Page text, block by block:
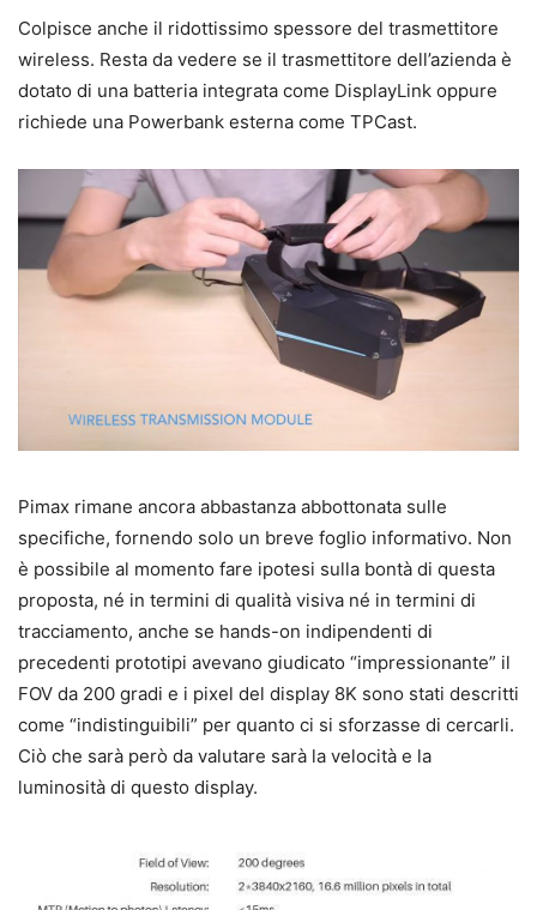
Colpisce anche il ridottissimo spessore del trasmettitore
wireless. Resta da vedere se il trasmettitore dell’azienda è
dotato di una batteria integrata come DisplayLink oppure
richiede una Powerbank esterna come TPCast.
Pimax rimane ancora abbastanza abbottonata sulle
specifiche, fornendo solo un breve foglio informativo. Non
è possibile al momento fare ipotesi sulla bontà di questa
proposta, né in termini di qualità visiva né in termini di
tracciamento, anche se hands-on indipendenti di
precedenti prototipi avevano giudicato “impressionante” il
FOV da 200 gradi e i pixel del display 8K sono stati descritti
come “indistinguibili” per quanto ci si sforzasse di cercarli.
Ciò che sarà però da valutare sarà la velocità e la
luminosità di questo display.